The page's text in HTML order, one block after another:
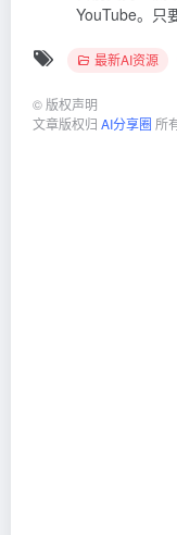
YouTube。只
最新AI资源
© 版权声明
文章版权归 AI分享圈 所